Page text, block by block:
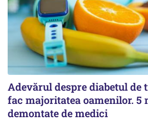
Adevărul despre diabetul de
fac majoritatea oamenilor. 5
demontate de medici